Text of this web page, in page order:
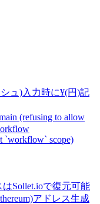
ュ)入力時に¥(円)記
(refusing to allow
`workflow` scope)
はSollet.ioで復元可能
アドレス生成